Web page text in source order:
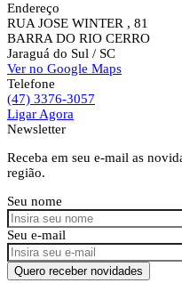
Endereço
RUA JOSE WINTER , 81
BARRA DO RIO CERRO
Jaraguá do Sul / SC
Ver no Google Maps
Telefone
(47) 3376-3057
Ligar Agora
Newsletter
Receba em seu e-mail as
região.
Seu nome
Seu e-mail
Quero receber novidades